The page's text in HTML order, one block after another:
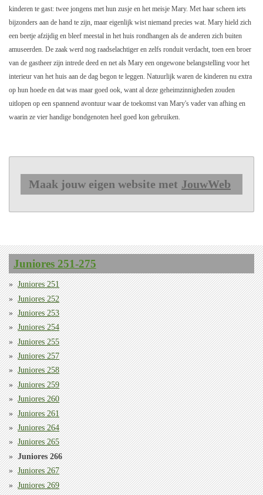
kinderen te gast: twee jongens met hun zusje en het meisje Mary. Met haar scheen iets
bijzonders aan de hand te zijn, maar eigenlijk wist niemand precies wat. Mary hield zich
een beetje afzijdig en bleef meestal in het huis rondhangen als de anderen zich buiten
amuseerden. De zaak werd nog raadselachtiger en zelfs ronduit verdacht, toen een broer
van de gastheer zijn intrede deed en net als Mary een ongewone belangstelling voor het
interieur van het huis aan de dag begon te leggen. Natuurlijk waren de kinderen nu extra
op hun hoede en dat was maar goed ook, want al deze geheimzinnigheden zouden
uitlopen op een spannend avontuur waar de toekomst van Mary's vader van afhing en
waarin ze vier handige bondgenoten heel goed kon gebruiken.
Maak jouw eigen website met JouwWeb
Juniores 251-275
Juniores 251
Juniores 252
Juniores 253
Juniores 254
Juniores 255
Juniores 257
Juniores 258
Juniores 259
Juniores 260
Juniores 261
Juniores 264
Juniores 265
Juniores 266
Juniores 267
Juniores 269